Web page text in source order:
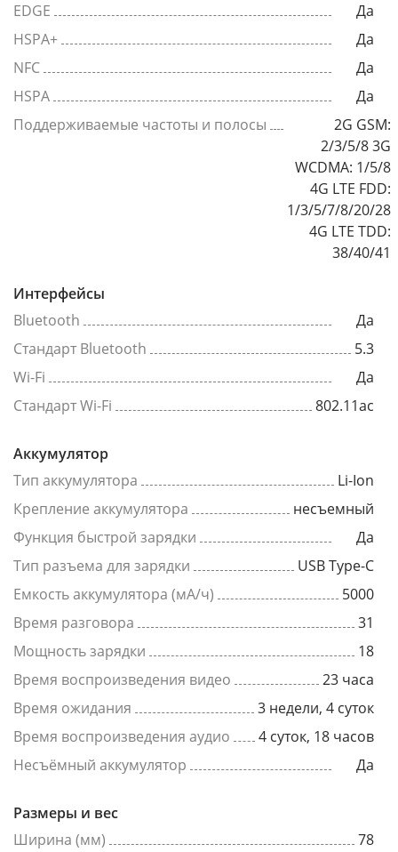
EDGE
Да
HSPA+
Да
NFC
Да
HSPA
Да
Поддерживаемые частоты и полосы
2G GSM:
2/3/5/8 3G
WCDMA: 1/5/8
4G LTE FDD:
1/3/5/7/8/20/28
4G LTE TDD:
38/40/41
Интерфейсы
Bluetooth
Да
Стандарт Bluetooth
5.3
Wi-Fi
Да
Стандарт Wi-Fi
802.11ac
Аккумулятор
Тип аккумулятора
Li-Ion
Крепление аккумулятора
несъемный
Функция быстрой зарядки
Да
Тип разъема для зарядки
USB Type-C
Емкость аккумулятора (мА/ч)
5000
Время разговора
31
Мощность зарядки
18
Время воспроизведения видео
23 часа
Время ожидания
3 недели, 4 суток
Время воспроизведения аудио
4 суток, 18 часов
Несъёмный аккумулятор
Да
Размеры и вес
Ширина (мм)
78